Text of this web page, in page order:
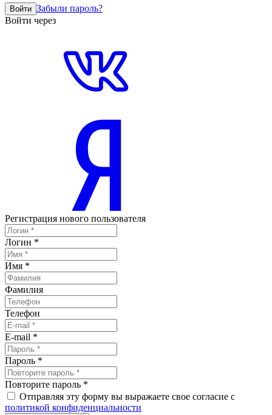
Войти Забыли пароль?
Войти через
Регистрация нового пользователя
Логин *
Имя *
Фамилия
Телефон
E-mail *
Пароль *
Повторите пароль *
Отправляя эту форму вы выражаете свое согласие с
политикой конфиденциальности